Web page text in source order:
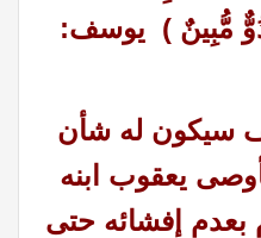
مُّبِينٌ ) يوسف:
سيكون له شأن
يعقوب ابنه
بعدم إفشائه حتى